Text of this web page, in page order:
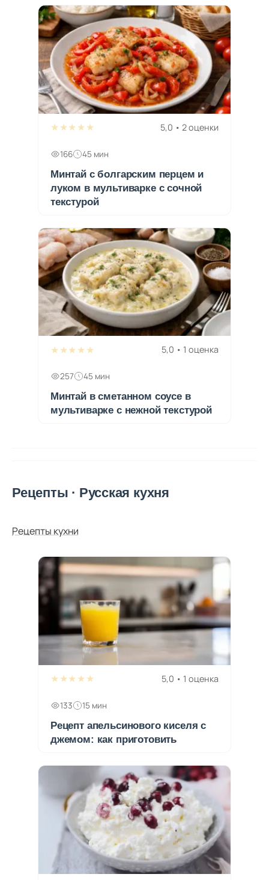
★★★★★ 5,0 • 2 оценки
166 45 мин
Минтай с болгарским перцем и
луком в мультиварке с сочной
текстурой
★★★★★ 5,0 • 1 оценка
257 45 мин
Минтай в сметанном соусе в
мультиварке с нежной текстурой
Рецепты · Русская кухня
Рецепты кухни
★★★★★ 5,0 • 1 оценка
133 15 мин
Рецепт апельсинового киселя с
джемом: как приготовить